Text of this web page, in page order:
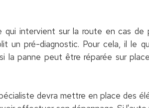
intervient sur la route en cas de
un pré-diagnostic. Pour cela, il le
la panne peut être réparée sur
devra mettre en place des